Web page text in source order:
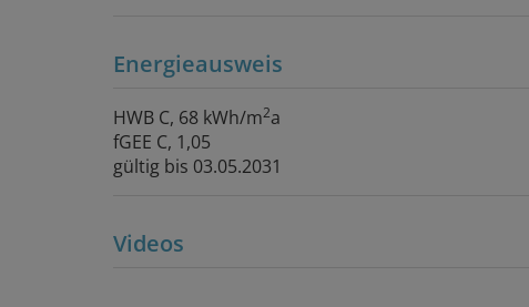
Energieausweis
HWB C, 68 kWh/m2a
fGEE C, 1,05
gültig bis 03.05.2031
Videos